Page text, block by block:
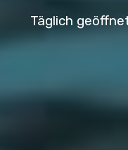
Täglich